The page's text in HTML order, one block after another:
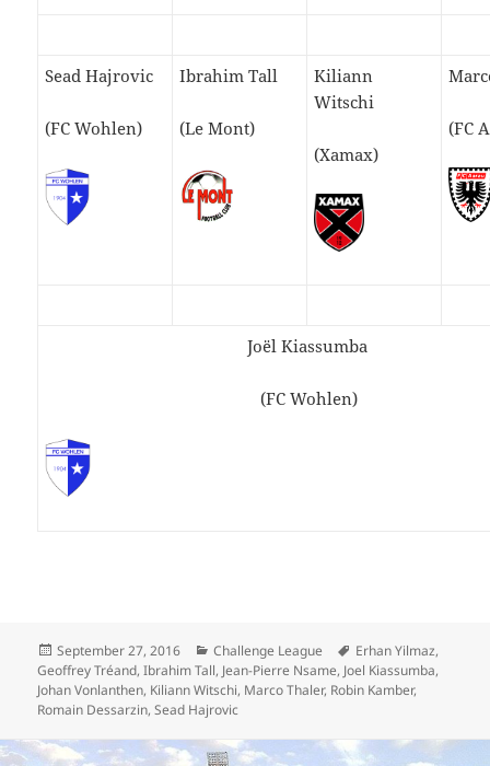
Sead Hajrovic
(FC Wohlen)
Ibrahim Tall
(Le Mont)
Kiliann
Witschi
(Xamax)
(FC
Joël Kiassumba
(FC Wohlen)
Veröffentlicht
am
September 27, 2016 Kategorien
Challenge League Schlagwörter
Erhan Yilmaz,
Geoffrey Tréand,Ibrahim Tall, Jean-Pierre Nsame, Joel Kiassumba,
Johan Vonlanthen, Kiliann Witschi, Marco Thaler, Robin Kamber,
Romain Dessarzin,Sead Hajrovic